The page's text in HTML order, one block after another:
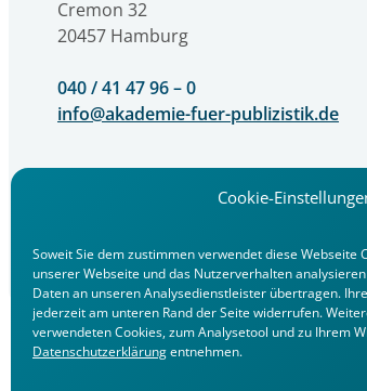
Cookie-
Soweit Sie dem zustimmen verwendet diese Webseite
unserer Webseite und das Nutzerverhalten
Daten an unseren Analysedienstleister übertragen.
jederzeit am unteren Rand der Seite widerrufen.
verwendeten Cookies, zum Analysetool und zu Ihrem
Datenschutzerklärungentnehmen.
Cremon 32
20457 Hamburg
040 / 41 47 96 – 0
info@akademie-fuer-publizistik.de